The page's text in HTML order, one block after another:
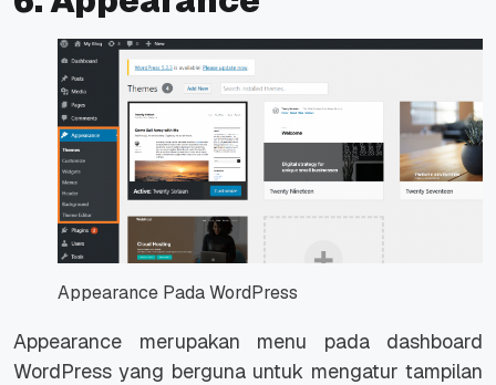
Appearance Pada WordPress
Appearance merupakan menu pada dashboard
WordPress yang berguna untuk mengatur tampilan